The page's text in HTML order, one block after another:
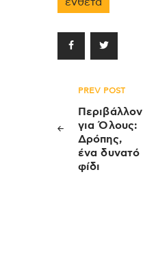
Πλοήγηση
άρθρων
PREV POST
Περιβάλλον
για Όλους:
Δρόπης,
ένα δυνατό
φίδι